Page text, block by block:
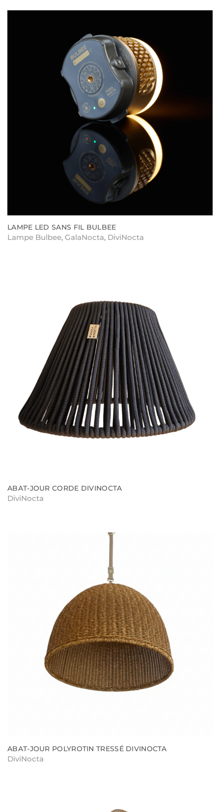
LAMPE LED SANS FIL BULBEE
Lampe Bulbee, GalaNocta, DiviNocta
ABAT-JOUR CORDE DIVINOCTA
DiviNocta
ABAT-JOUR POLYROTIN TRESSÉ DIVINOCTA
DiviNocta